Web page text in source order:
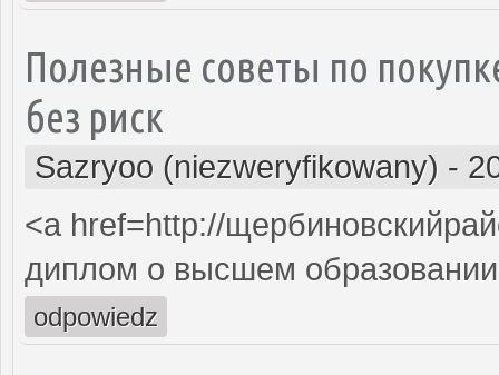
Полезные советы по
без риск
Sazryoo (niezweryfikowany) -
<a href=http://
диплом о высшем
odpowiedz